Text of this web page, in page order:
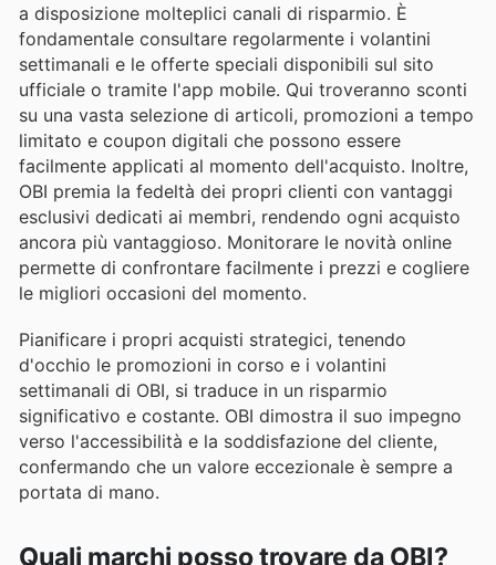
a disposizione molteplici canali di risparmio. È
fondamentale consultare regolarmente i volantini
settimanali e le offerte speciali disponibili sul sito
ufficiale o tramite l'app mobile. Qui troveranno sconti
su una vasta selezione di articoli, promozioni a tempo
limitato e coupon digitali che possono essere
facilmente applicati al momento dell'acquisto. Inoltre,
OBI premia la fedeltà dei propri clienti con vantaggi
esclusivi dedicati ai membri, rendendo ogni acquisto
ancora più vantaggioso. Monitorare le novità online
permette di confrontare facilmente i prezzi e cogliere
le migliori occasioni del momento.
Pianificare i propri acquisti strategici, tenendo
d'occhio le promozioni in corso e i volantini
settimanali di OBI, si traduce in un risparmio
significativo e costante. OBI dimostra il suo impegno
verso l'accessibilità e la soddisfazione del cliente,
confermando che un valore eccezionale è sempre a
portata di mano.
Quali marchi posso trovare da OBI?